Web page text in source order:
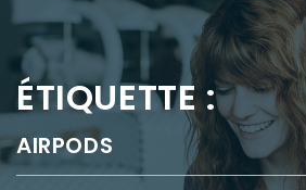
ÉTIQUETTE :
AIRPODS